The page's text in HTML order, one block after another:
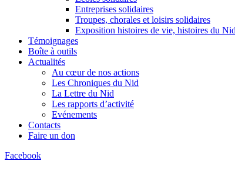
Entreprises solidaires
Troupes, chorales et loisirs solidaires
Exposition histoires de vie, histoires du Nid
Témoignages
Boîte à outils
Actualités
Au cœur de nos actions
Les Chroniques du Nid
La Lettre du Nid
Les rapports d’activité
Evénements
Contacts
Faire un don
Facebook